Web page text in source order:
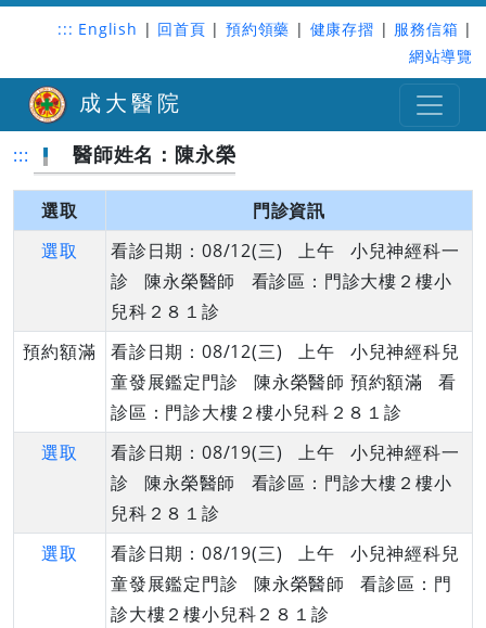
::: English | 回首頁 | 預約領藥 | 健康存摺 | 服務信箱 |
網站導覽
成大醫院
::: 醫師姓名：陳永榮
選取
門診資訊
選取
看診日期：08/12(三) 上午 小兒神經科一
診 陳永榮醫師 看診區：門診大樓２樓小
兒科２８１診
預約額滿
看診日期：08/12(三) 上午 小兒神經科兒
童發展鑑定門診 陳永榮醫師 預約額滿 看
診區：門診大樓２樓小兒科２８１診
選取
看診日期：08/19(三) 上午 小兒神經科一
診 陳永榮醫師 看診區：門診大樓２樓小
兒科２８１診
選取
看診日期：08/19(三) 上午 小兒神經科兒
童發展鑑定門診 陳永榮醫師 看診區：門
診大樓２樓小兒科２８１診